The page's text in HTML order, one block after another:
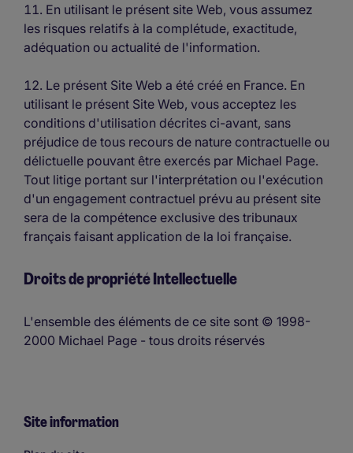
En utilisant le présent site Web, vous assumez
les risques relatifs à la complétude, exactitude,
adéquation ou actualité de l'information.
Le présent Site Web a été créé en France. En
utilisant le présent Site Web, vous acceptez les
conditions d'utilisation décrites ci-avant, sans
préjudice de tous recours de nature contractuelle ou
délictuelle pouvant être exercés par Michael Page.
Tout litige portant sur l'interprétation ou l'exécution
d'un engagement contractuel prévu au présent site
sera de la compétence exclusive des tribunaux
français faisant application de la loi française.
Droits de propriété Intellectuelle
L'ensemble des éléments de ce site sont © 1998-
2000 Michael Page - tous droits réservés
Site information